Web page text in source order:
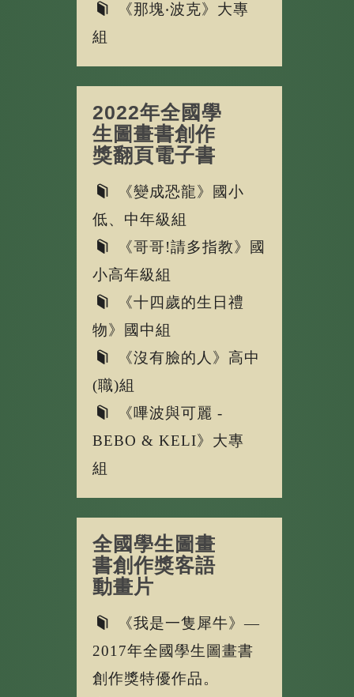
《那塊‧波克》大專
組
2022年全國學
生圖畫書創作
獎翻頁電子書
《變成恐龍》國小
低、中年級組
《哥哥!請多指教》國
小高年級組
《十四歲的生日禮
物》國中組
《沒有臉的人》高中
(職)組
《嗶波與可麗 -
BEBO & KELI》大專
組
全國學生圖畫
書創作獎客語
動畫片
《我是一隻犀牛》—
2017年全國學生圖畫書
創作獎特優作品。